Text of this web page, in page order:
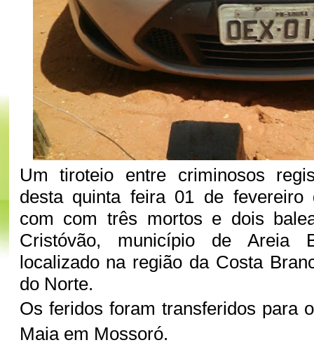
Um tiroteio entre criminosos
desta quinta feira 01 de fevereiro
com com três mortos e dois
Cristóvão, município de Areia
localizado na região da Costa
do Norte.
Os feridos foram transferidos para
Maia em Mossoró.